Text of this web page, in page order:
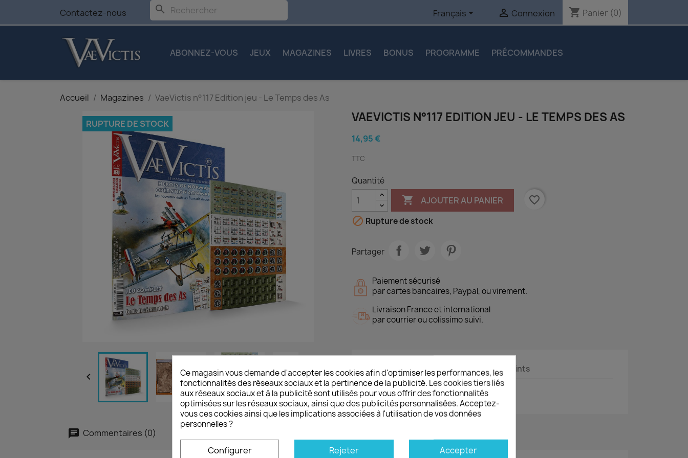
Contactez-nous search Français  Connexion shopping_cart Panier (0)
ABONNEZ-VOUS JEUX MAGAZINES LIVRES BONUS PROGRAMME PRÉCOMMANDES
Accueil Magazines VaeVictis n°117 Edition jeu - Le Temps des As
RUPTURE DE STOCK
 
VAEVICTIS N°117 EDITION JEU - LE TEMPS DES AS
14,95 €
TTC
Quantité
 AJOUTER AU PANIER
favorite_border
 Rupture de stock
Partager
Paiement sécurisé
par cartes bancaires, Paypal, ou virement.
Livraison France et international
par courrier ou colissimo suivi.
Détails du produit Documents joints
RéférenceVAJ117
Commentaires (0)
Ce magasin vous demande d'accepter les cookies afin d'optimiser les performances, les
fonctionnalités des réseaux sociaux et la pertinence de la publicité. Les cookies tiers liés
aux réseaux sociaux et à la publicité sont utilisés pour vous offrir des fonctionnalités
optimisées sur les réseaux sociaux, ainsi que des publicités personnalisées. Acceptez-
vous ces cookies ainsi que les implications associées à l'utilisation de vos données
personnelles ?
Configurer Rejeter Accepter